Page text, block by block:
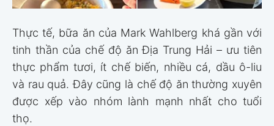
Thực tế, bữa ăn của Mark Wahlberg khá gần với
tinh thần của chế độ ăn Địa Trung Hải – ưu tiên
thực phẩm tươi, ít chế biến, nhiều cá, dầu ô-liu
và rau quả. Đây cũng là chế độ ăn thường xuyên
được xếp vào nhóm lành mạnh nhất cho tuổi
thọ.